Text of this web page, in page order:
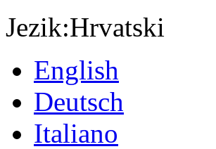
Jezik:Hrvatski
English
Deutsch
Italiano